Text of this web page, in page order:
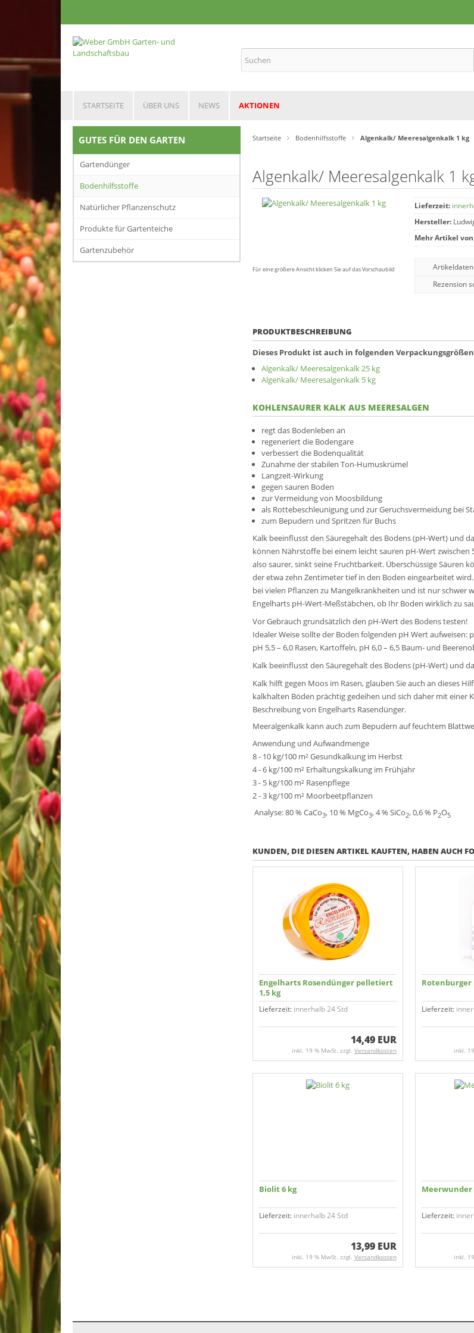
STARTSEITE ÜBER UNS NEWS AKTIONEN
Startseite Bodenhilfsstoffe Algenkalk/ Meeresalgenkalk 1 kg
Algenkalk/ Meeresalgenkalk 1
Für eine größere Ansicht klicken Sie auf das Vorschaubild
Lieferzeit:
Hersteller:
Mehr Artikel
Rezension
PRODUKTBESCHREIBUNG
Dieses Produkt ist auch in folgenden
Algenkalk/ Meeresalgenkalk 25 kg
Algenkalk/ Meeresalgenkalk 5 kg
KOHLENSAURER KALK AUS MEERESALGEN
regt das Bodenleben an
regeneriert die Bodengare
verbessert die Bodenqualität
Zunahme der stabilen Ton-Humuskrümel
Langzeit-Wirkung
gegen sauren Boden
zur Vermeidung von Moosbildung
als Rottebeschleunigung und zur Geruchsvermeidung bei
zum Bepudern und Spritzen für Buchs
Kalk beeinflusst den Säuregehalt des Bodens (pH-Wert) und
können Nährstoffe bei einem leicht sauren pH-Wert
also saurer, sinkt seine Fruchtbarkeit. Überschüssige Säuren
der etwa zehn Zentimeter tief in den Boden eingearbeitet
bei vielen Pflanzen zu Mangelkrankheiten und ist nur schwer
Engelharts pH-Wert-Meßstäbchen, ob Ihr Boden wirklich zu
Vor Gebrauch grundsätzlich den pH-Wert des Bodens testen!
Idealer Weise sollte der Boden folgenden pH Wert
pH 5,5 – 6,0 Rasen, Kartoffeln, pH 6,0 – 6,5 Baum- und
Kalk beeinflusst den Säuregehalt des Bodens (pH-Wert) und
Kalk hilft gegen Moos im Rasen, glauben Sie auch an dieses
kalkhalten Böden prächtig gedeihen und sich daher mit einer
Beschreibung von Engelharts Rasendünger.
Meeralgenkalk kann auch zum Bepudern auf feuchtem
Anwendung und Aufwandmenge
8 - 10 kg/100 m² Gesundkalkung im Herbst
4 - 6 kg/100 m² Erhaltungskalkung im Frühjahr
3 - 5 kg/100 m² Rasenpflege
2 - 3 kg/100 m² Moorbeetpflanzen
Analyse: 80 % CaCo3, 10 % MgCo3, 4 % SiCo2, 0,6 % P2O5
KUNDEN, DIE DIESEN ARTIKEL KAUFTEN, HABEN AUCH
Engelharts Rosendünger pelletiert
1,5 kg
Lieferzeit: innerhalb 24 Std
14,49 EUR
inkl. 19 % MwSt. zzgl. Versandkosten
Rotenburger
Lieferzeit:
inkl.
Biolit 6 kg
Lieferzeit: innerhalb 24 Std
13,99 EUR
inkl. 19 % MwSt. zzgl. Versandkosten
Meerwunder
Lieferzeit:
inkl.
GUTES FÜR DEN GARTEN
Gartendünger
Bodenhilfsstoffe
Natürlicher Pflanzenschutz
Produkte für Gartenteiche
Gartenzubehör